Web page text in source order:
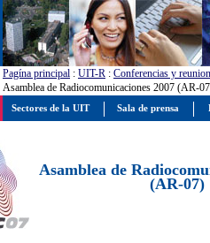
Pagína principal : UIT-R : Conferencias y
Asamblea de Radiocomunicaciones 2007 (AR-
Asamblea de
(AR-07)
Sectores de la UIT Sala de prensa